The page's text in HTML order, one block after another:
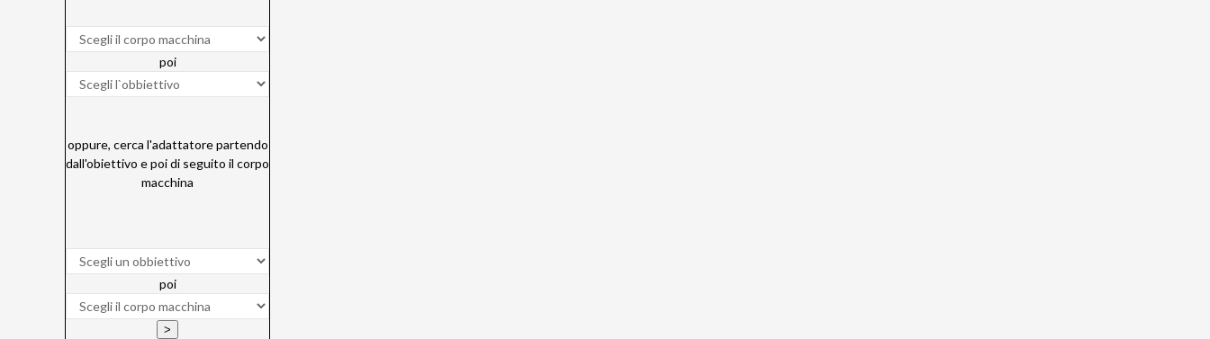
poi
oppure, cerca l'adattatore partendo
dall'obiettivo e poi di seguito il corpo
macchina
poi